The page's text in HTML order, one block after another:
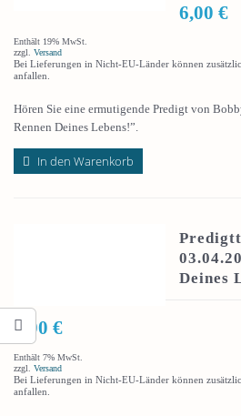
6,00€
Enthält 19% MwSt.
zzgl. Versand
Bei Lieferungen in Nicht-EU-Länder können
anfallen.
Hören Sie eine ermutigende Predigt von
Rennen Deines Lebens!”.
In den Warenkorb
Deines
3,00 €
Enthält 7% MwSt.
zzgl. Versand
Bei Lieferungen in Nicht-EU-Länder können
anfallen.